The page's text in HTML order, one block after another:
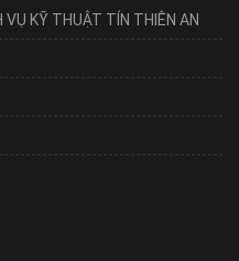
KỸ THUẬT TÍN THIÊN AN